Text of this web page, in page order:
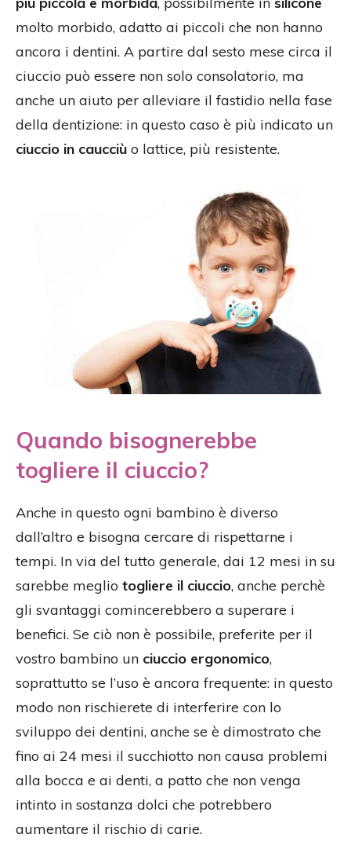
molto morbido, adatto ai piccoli che non hanno
ancora i dentini. A partire dal sesto mese circa il
ciuccio può essere non solo consolatorio, ma
anche un aiuto per alleviare il fastidio nella fase
della dentizione: in questo caso è più indicato un
ciuccio in caucciù o lattice, più resistente.
Quando bisognerebbe
togliere il ciuccio?
Anche in questo ogni bambino è diverso
dall’altro e bisogna cercare di rispettarne i
tempi. In via del tutto generale, dai 12 mesi in su
sarebbe meglio togliere il ciuccio, anche perchè
gli svantaggi comincerebbero a superare i
benefici. Se ciò non è possibile, preferite per il
vostro bambino un ciuccio ergonomico,
soprattutto se l’uso è ancora frequente: in questo
modo non rischierete di interferire con lo
sviluppo dei dentini, anche se è dimostrato che
fino ai 24 mesi il succhiotto non causa problemi
alla bocca e ai denti, a patto che non venga
intinto in sostanza dolci che potrebbero
aumentare il rischio di carie.